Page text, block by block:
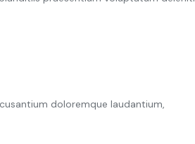
doloremque laudantium,